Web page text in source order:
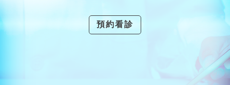
預約看診